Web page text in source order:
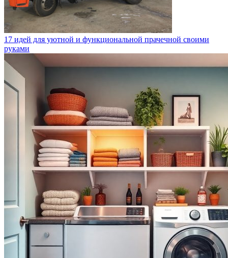
17 идей для уютной и функциональной прачечной своими
руками